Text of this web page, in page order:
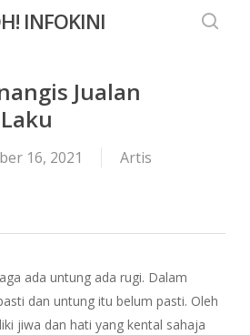
INFOKINI
Jualan
16, 2021 Artis
ada untung ada rugi. Dalam
dan untung itu belum pasti. Oleh
jiwa dan hati yang kental sahaja